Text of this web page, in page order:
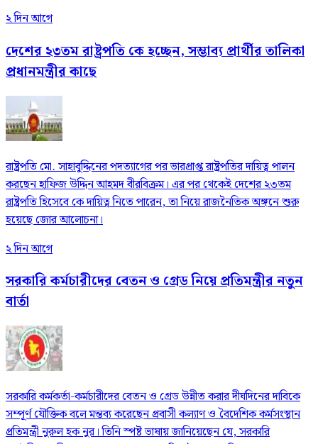
২ দিন আগে
দেশের ২৩তম রাষ্ট্রপতি কে হচ্ছেন, সম্ভাব্য প্রার্থীর তালিকা
প্রধানমন্ত্রীর কাছে
রাষ্ট্রপতি মো. সাহাবুদ্দিনের পদত্যাগের পর ভারপ্রাপ্ত রাষ্ট্রপতির দায়িত্ব পালন
করছেন হাফিজ উদ্দিন আহমদ বীরবিক্রম। এর পর থেকেই দেশের ২৩তম
রাষ্ট্রপতি হিসেবে কে দায়িত্ব নিতে পারেন, তা নিয়ে রাজনৈতিক অঙ্গনে শুরু
হয়েছে জোর আলোচনা।
২ দিন আগে
সরকারি কর্মচারীদের বেতন ও গ্রেড নিয়ে প্রতিমন্ত্রীর নতুন
বার্তা
সরকারি কর্মকর্তা-কর্মচারীদের বেতন ও গ্রেড উন্নীত করার দীর্ঘদিনের দাবিকে
সম্পূর্ণ যৌক্তিক বলে মন্তব্য করেছেন প্রবাসী কল্যাণ ও বৈদেশিক কর্মসংস্থান
প্রতিমন্ত্রী নুরুল হক নুর। তিনি স্পষ্ট ভাষায় জানিয়েছেন যে, সরকারি